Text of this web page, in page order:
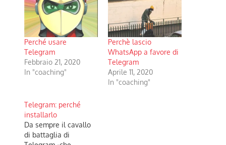
Perché usare
Telegram
Febbraio 21, 2020
In "coaching"
Perchè lascio
WhatsApp a favore di
Telegram
Aprile 11, 2020
In "coaching"
Telegram: perché
installarlo
Da sempre il cavallo
di battaglia di